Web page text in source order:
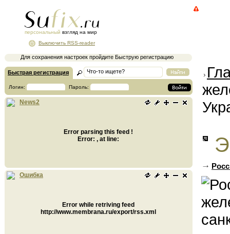
персональный взгляд на мир
Для сохранения настроек пройдите Быструю регистрацию
Выключить RSS-reader
Быстрая регистрация
Логин: Пароль:
News2
Error parsing this feed !
Error: , at line:
Ошибка
Error while retriving feed
http://www.membrana.ru/export/rss.xml